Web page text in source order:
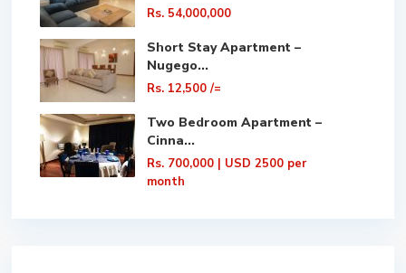
Rs. 54,000,000
Short Stay Apartment –
Nugego...
Rs. 12,500/=
Two Bedroom Apartment –
Cinna...
Rs. 700,000 | USD 2500 per
month